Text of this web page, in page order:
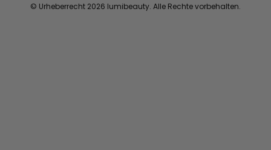
© Urheberrecht 2026 lumibeauty. Alle Rechte vorbehalten.